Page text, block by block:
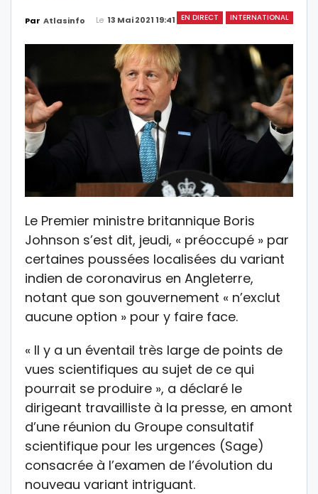
EN DIRECT INTERNATIONAL
Par Atlasinfo Le 13 Mai 2021 19:41
Le Premier ministre britannique Boris
Johnson s’est dit, jeudi, « préoccupé » par
certaines poussées localisées du variant
indien de coronavirus en Angleterre,
notant que son gouvernement « n’exclut
aucune option » pour y faire face.
« Il y a un éventail très large de points de
vues scientifiques au sujet de ce qui
pourrait se produire », a déclaré le
dirigeant travailliste à la presse, en amont
d’une réunion du Groupe consultatif
scientifique pour les urgences (Sage)
consacrée à l’examen de l’évolution du
nouveau variant intriguant.